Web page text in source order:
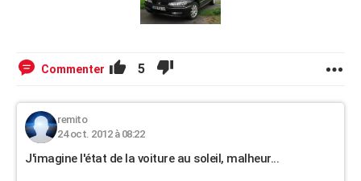
Commenter 5
remito
24 oct. 2012 à 08:22
J'imagine l'état de la voiture au soleil, malheur...